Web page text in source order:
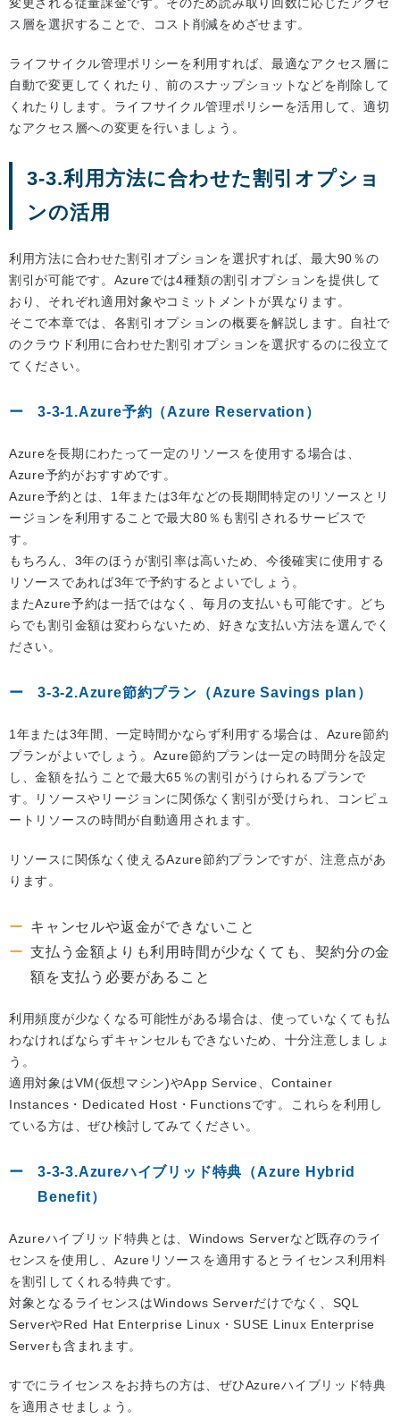
変更される従量課金です。そのため読み取り回数に応じたアクセ
ス層を選択することで、コスト削減をめざせます。
ライフサイクル管理ポリシーを利用すれば、最適なアクセス層に
自動で変更してくれたり、前のスナップショットなどを削除して
くれたりします。ライフサイクル管理ポリシーを活用して、適切
なアクセス層への変更を行いましょう。
3-3.利用方法に合わせた割引オプショ
ンの活用
利用方法に合わせた割引オプションを選択すれば、最大90％の
割引が可能です。Azureでは4種類の割引オプションを提供して
おり、それぞれ適用対象やコミットメントが異なります。
そこで本章では、各割引オプションの概要を解説します。自社で
のクラウド利用に合わせた割引オプションを選択するのに役立て
てください。
3-3-1.Azure予約（Azure Reservation）
Azureを長期にわたって一定のリソースを使用する場合は、
Azure予約がおすすめです。
Azure予約とは、1年または3年などの長期間特定のリソースとリ
ージョンを利用することで最大80％も割引されるサービスで
す。
もちろん、3年のほうが割引率は高いため、今後確実に使用する
リソースであれば3年で予約するとよいでしょう。
またAzure予約は一括ではなく、毎月の支払いも可能です。どち
らでも割引金額は変わらないため、好きな支払い方法を選んでく
ださい。
3-3-2.Azure節約プラン（Azure Savings plan）
1年または3年間、一定時間かならず利用する場合は、Azure節約
プランがよいでしょう。Azure節約プランは一定の時間分を設定
し、金額を払うことで最大65％の割引がうけられるプランで
す。リソースやリージョンに関係なく割引が受けられ、コンピュ
ートリソースの時間が自動適用されます。
リソースに関係なく使えるAzure節約プランですが、注意点があ
ります。
キャンセルや返金ができないこと
支払う金額よりも利用時間が少なくても、契約分の金
額を支払う必要があること
利用頻度が少なくなる可能性がある場合は、使っていなくても払
わなければならずキャンセルもできないため、十分注意しましょ
う。
適用対象はVM(仮想マシン)やApp Service、Container
Instances・Dedicated Host・Functionsです。これらを利用し
ている方は、ぜひ検討してみてください。
3-3-3.Azureハイブリッド特典（Azure Hybrid
Benefit）
Azureハイブリッド特典とは、Windows Serverなど既存のライ
センスを使用し、Azureリソースを適用するとライセンス利用料
を割引してくれる特典です。
対象となるライセンスはWindows Serverだけでなく、SQL
ServerやRed Hat Enterprise Linux・SUSE Linux Enterprise
Serverも含まれます。
すでにライセンスをお持ちの方は、ぜひAzureハイブリッド特典
を適用させましょう。